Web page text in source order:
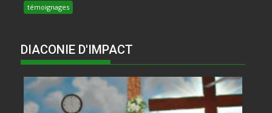
témoignages
DIACONIE D'IMPACT